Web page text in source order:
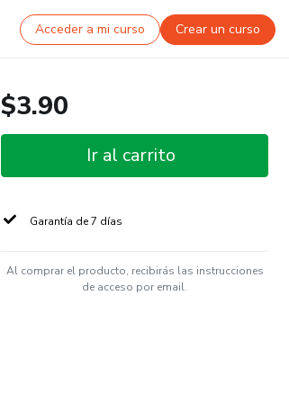
Acceder a mi curso Crear un curso
$3.90
Ir al carrito
Garantía de 7 días
Al comprar el producto, recibirás las instrucciones
de acceso por email.